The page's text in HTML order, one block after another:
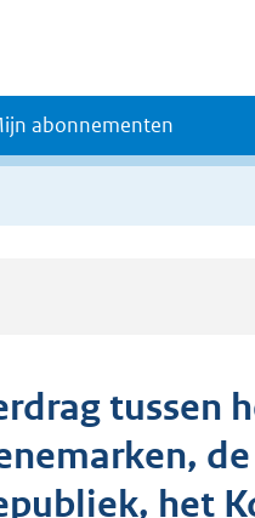
abonnementen
tussen
het